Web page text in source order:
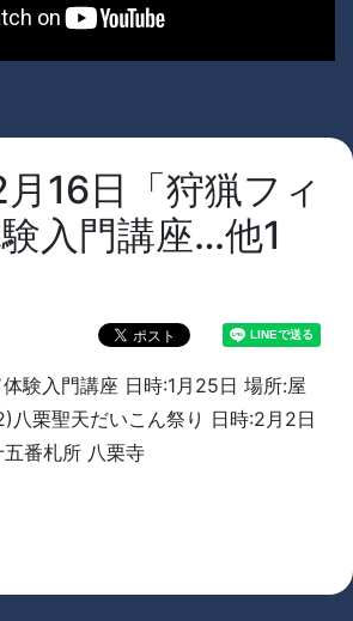
16日「狩猟フィ
入門講座…他1
験入門講座 日時:1月25日 場所:屋
八栗聖天だいこん祭り 日時:2月2日
番札所 八栗寺